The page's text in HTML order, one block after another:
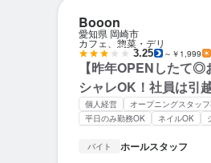
Booon
愛知県 岡崎市
カフェ、惣菜・デリ
3.25 ～￥1,999
【昨年OPENしたて
シャレOK！社員は引
個人経営 オープニングスタッ
平日のみ勤務OK
ネイルOK
バイト ホールスタッフ